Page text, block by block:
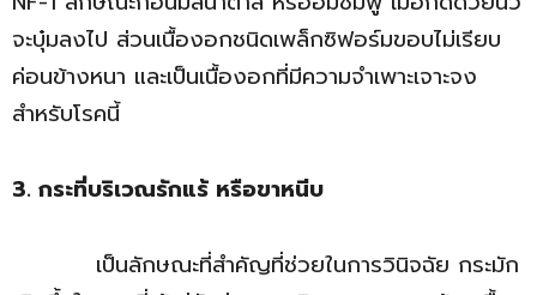
จะบุ๋มลงไป ส่วนเนื้องอกชนิดเพล็กซิฟอร์มขอบไม่เรียบ
ค่อนข้างหนา และเป็นเนื้องอกที่มีความจำเพาะเจาะจง
สำหรับโรคนี้
3. กระที่บริเวณรักแร้ หรือขาหนีบ
เป็นลักษณะที่สำคัญที่ช่วยในการวินิจฉัย กระมัก